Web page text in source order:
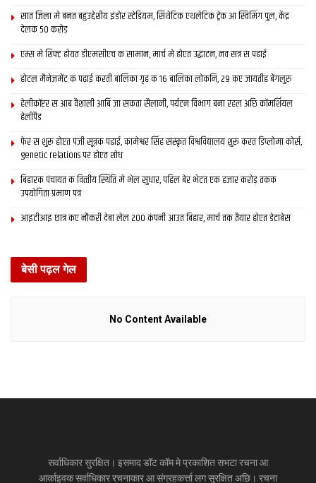
सात जिला मे बनत बहुउद्देशीय इंडोर स्‍टेडि‍यम, सिंथेटिक एथलेटिक ट्रेक आ स्विमिंग पुल, केंद्र
देलक 50 करोड़
एम्स मे शिफ्ट होयत डीएमसीएच क सामान, मार्च मे होएत उद्घाटन, नव सत्र स पढाई
होटल मैनेजमेंट क पढ़ाई करती बालिका गृह क 16 बालिका लोकनि, 29 कए जायतीह बेंगलुरु
हेलीकॉप्टर स आब वैशाली आबि जा सकता सैलानी, पर्यटन विभाग बना रहल अछि कॉमर्शियल
हेलीपैड
फेर स शुरू होएत पंजी सूत्रक पढाई, कामेश्वर सिंह संस्कृत विश्वविद्यालय शुरू करत डिप्लोमा कोर्स,
genetic relations पर होएत शोध
बिहारक पंचायत क वित्‍तीय स्थिति मे भेल सुधार, पहिल बेर भेटत एक हजार करोड़ तकक
उपयोगिता प्रमाण पत्र
आइटीआइ छात्र कए नौकरी देबा लेल 200 कंपनी आउत बिहार, मार्च तक तैयार होएत डेटाबेस
बेसी पढ़ल गेल
No Content Available
सर्वाधिकार सुरक्षित। इसमाद डॉट कॉम मे प्रकाशित सभटा रचना आ
आर्काइवक सर्वाधिकार रचनाकार आ संग्रहकर्त्ता लग सुरक्षित अछि। रचना